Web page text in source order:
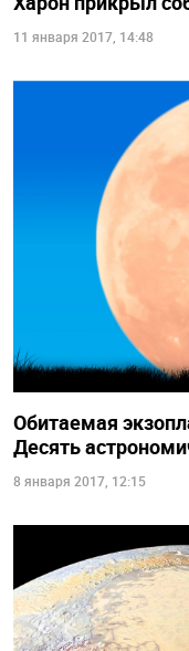
11 января 2017, 14:48
Обитаемая
Десять
8 января 2017, 12:15